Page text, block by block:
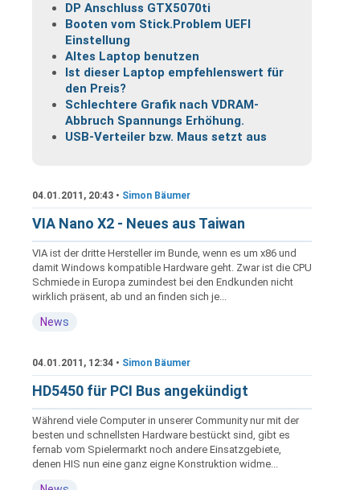
DP Anschluss GTX5070ti
Booten vom Stick.Problem UEFI
Einstellung
Altes Laptop benutzen
Ist dieser Laptop empfehlenswert für
den Preis?
Schlechtere Grafik nach VDRAM-
Abbruch Spannungs Erhöhung.
USB-Verteiler bzw. Maus setzt aus
04.01.2011, 20:43 • Simon Bäumer
VIA Nano X2 - Neues aus Taiwan
VIA ist der dritte Hersteller im Bunde, wenn es um x86 und
damit Windows kompatible Hardware geht. Zwar ist die CPU
Schmiede in Europa zumindest bei den Endkunden nicht
wirklich präsent, ab und an finden sich je...
News
04.01.2011, 12:34 • Simon Bäumer
HD5450 für PCI Bus angekündigt
Während viele Computer in unserer Community nur mit der
besten und schnellsten Hardware bestückt sind, gibt es
fernab vom Spielermarkt noch andere Einsatzgebiete,
denen HIS nun eine ganz eigne Konstruktion widme...